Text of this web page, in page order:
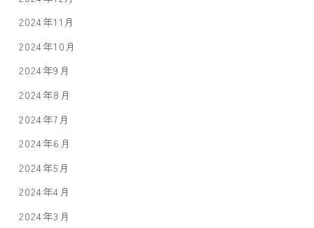
2024年11月
2024年10月
2024年9月
2024年8月
2024年7月
2024年6月
2024年5月
2024年4月
2024年3月